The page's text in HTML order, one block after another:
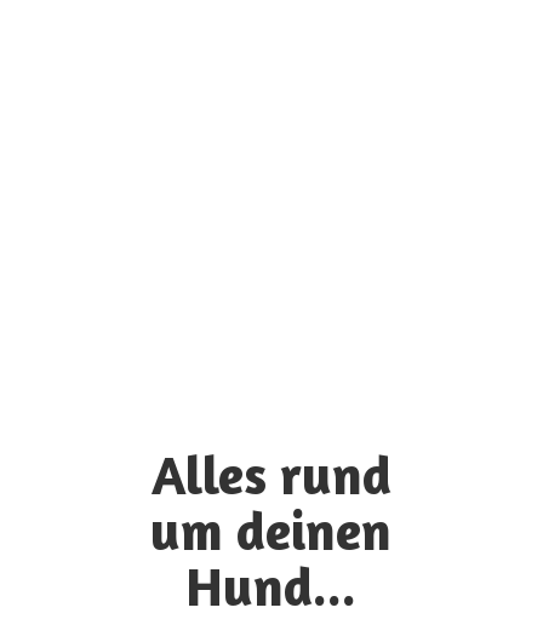
Alles rund
um deinen
Hund...